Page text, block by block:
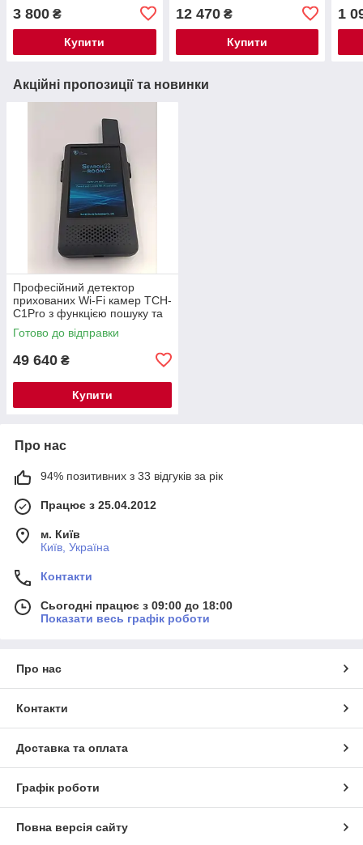
3 800 ₴
Купити
12 470₴
Купити
1
Акційні пропозиції та новинки
Професійний детектор
прихованих Wi-Fi камер TCH-
C1Pro з функцією пошуку та
локалізації — новинка 2026
року
Готово до відправки
49 640 ₴
Купити
Про нас
94% позитивних з 33 відгуків за рік
Працює з 25.04.2012
м. Київ
Київ, Україна
Контакти
Сьогодні працює з 09:00 до 18:00
Показати весь графік роботи
Про нас
Контакти
Доставка та оплата
Графік роботи
Повна версія сайту